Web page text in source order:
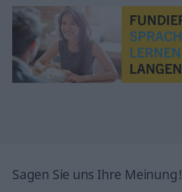
Sagen Sie uns Ihre Meinung!